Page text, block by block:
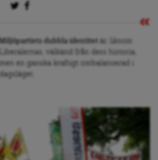
Miljöpartiets dubbla identitet är, liksom
Liberalernas, välkänd från dess historia,
men en ganska kraftigt ombalanserad i
dagsläget.